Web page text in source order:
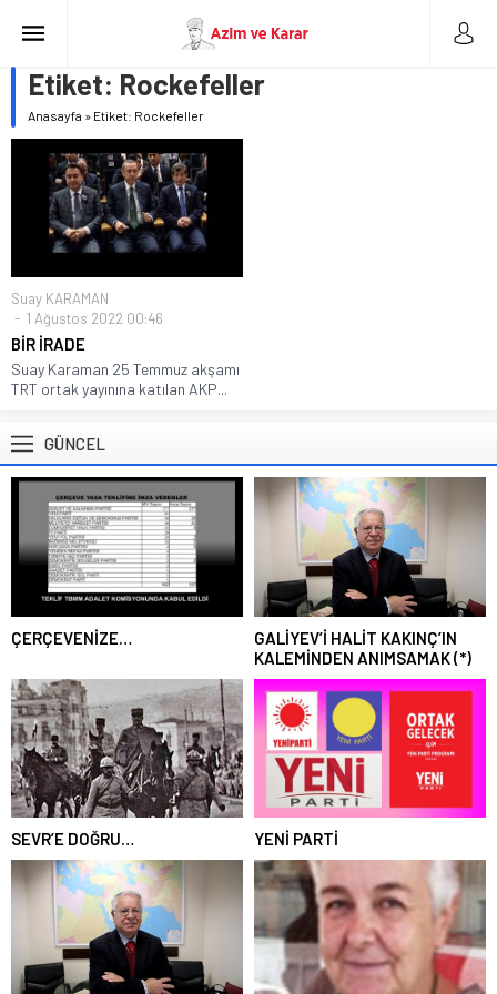
Etiket: Rockefeller
Anasayfa » Etiket: Rockefeller
Suay KARAMAN
1 Ağustos 2022 00:46
BİR İRADE
Suay Karaman 25 Temmuz akşamı
TRT ortak yayınına katılan AKP...
GÜNCEL
ÇERÇEVENİZE…
GALİYEV’İ HALİT KAKINÇ’IN
KALEMİNDEN ANIMSAMAK (*)
SEVR’E DOĞRU… YENİ PARTİ